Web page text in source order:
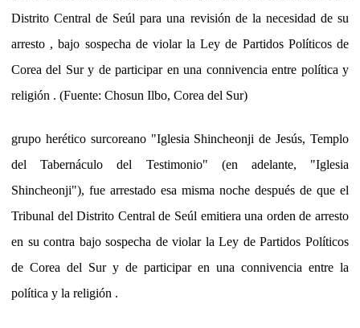
Distrito Central de Seúl para una revisión de la necesidad de su
arresto , bajo sospecha de violar la Ley de Partidos Políticos de
Corea del Sur y de participar en una connivencia entre política y
religión . (Fuente: Chosun Ilbo, Corea del Sur)
grupo herético surcoreano "Iglesia Shincheonji de Jesús, Templo
del Tabernáculo del Testimonio" (en adelante, "Iglesia
Shincheonji"), fue arrestado esa misma noche después de que el
Tribunal del Distrito Central de Seúl emitiera una orden de arresto
en su contra bajo sospecha de violar la Ley de Partidos Políticos
de Corea del Sur y de participar en una connivencia entre la
política y la religión .